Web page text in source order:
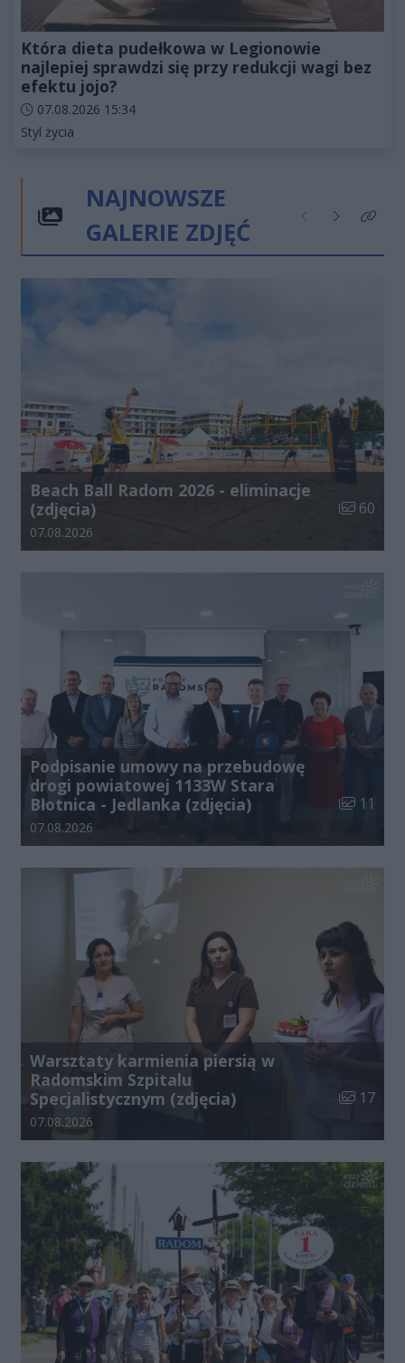
Która dieta pudełkowa w Legionowie
najlepiej sprawdzi się przy redukcji wagi bez
efektu jojo?
Data dodania artykułu:
07.08.2026 15:34
Kategorie artykułu:
Styl życia
NAJNOWSZE
GALERIE ZDJĘĆ
Poprzednie
NastępneKliknij
Beach Ball Radom 2026 - eliminacje
(zdjęcia)
Liczba
60
Data dodania galerii:
07.08.2026
Podpisanie umowy na przebudowę
drogi powiatowej 1133W Stara
Błotnica - Jedlanka (zdjęcia)
Liczba
11
Data dodania galerii:
07.08.2026
Warsztaty karmienia piersią w
Radomskim Szpitalu
Specjalistycznym (zdjęcia)
Liczba
17
Data dodania galerii:
07.08.2026